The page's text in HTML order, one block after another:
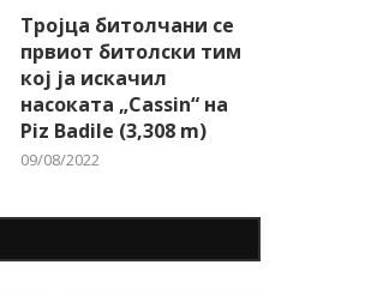
Тројца битолчани се
првиот битолски тим
кој ја искачил
насоката „Cassin“ на
Piz Badile (3,308 m)
09/08/2022